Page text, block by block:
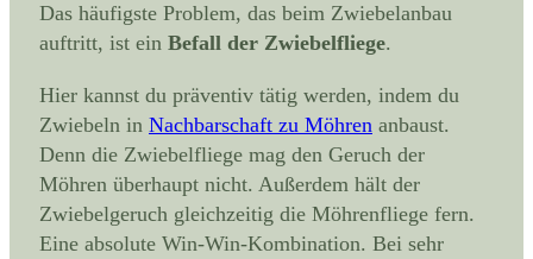
Das häufigste Problem, das beim Zwiebelanbau
auftritt, ist ein Befall der Zwiebelfliege.
Hier kannst du präventiv tätig werden, indem du
Zwiebeln in Nachbarschaft zu Möhren anbaust.
Denn die Zwiebelfliege mag den Geruch der
Möhren überhaupt nicht. Außerdem hält der
Zwiebelgeruch gleichzeitig die Möhrenfliege fern.
Eine absolute Win-Win-Kombination. Bei sehr